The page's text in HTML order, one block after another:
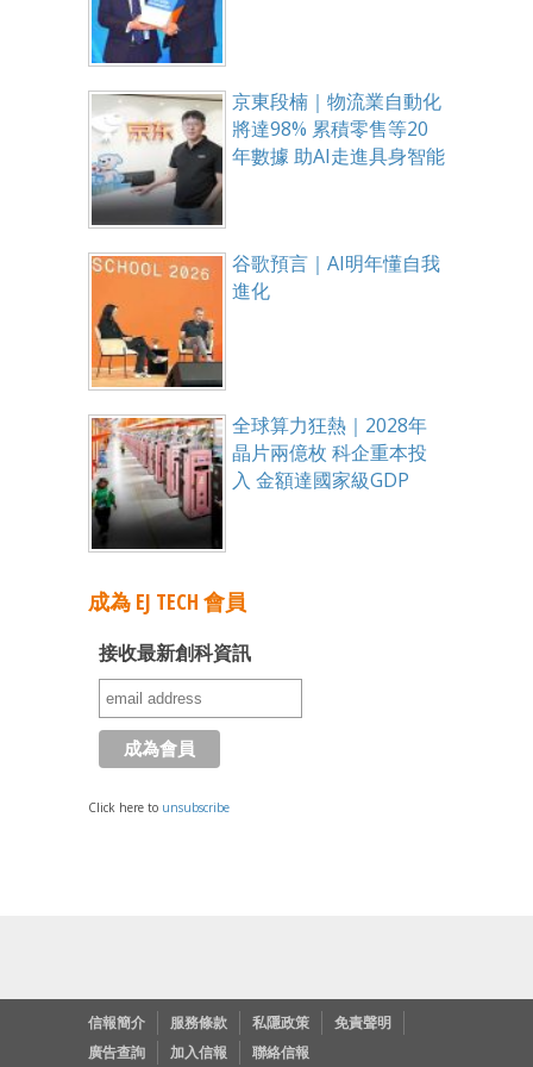
京東段楠｜物流業自動化
將達98% 累積零售等20
年數據 助AI走進具身智能
谷歌預言｜AI明年懂自我
進化
全球算力狂熱｜2028年
晶片兩億枚 科企重本投
入 金額達國家級GDP
成為 EJ TECH 會員
接收最新創科資訊
Click here to unsubscribe
信報簡介 服務條款 私隱政策
免責聲明
廣告查詢
加入信報 聯絡信報